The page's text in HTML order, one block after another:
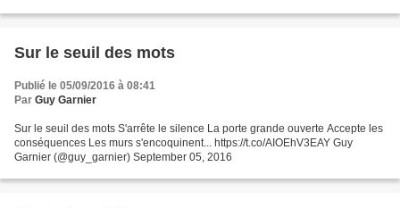
Sur le seuil des mots
Publié le 05/09/2016 à 08:41
Par Guy Garnier
Sur le seuil des mots S'arrête le silence La porte grande ouverte Accepte les
conséquences Les murs s'encoquinent... https://t.co/AIOEhV3EAY Guy
Garnier (@guy_garnier) September 05, 2016